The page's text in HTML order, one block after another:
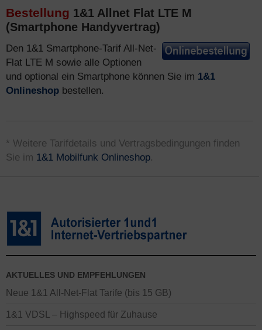
Bestellung 1&1 Allnet Flat LTE M
(Smartphone Handyvertrag)
Den 1&1 Smartphone-Tarif All-Net-
Flat LTE M sowie alle Optionen
und optional ein Smartphone können Sie im 1&1
Onlineshop bestellen.
* Weitere Tarifdetails und Vertragsbedingungen finden
Sie im 1&1 Mobilfunk Onlineshop.
AKTUELLES UND EMPFEHLUNGEN
Neue 1&1 All-Net-Flat Tarife (bis 15 GB)
1&1 VDSL – Highspeed für Zuhause